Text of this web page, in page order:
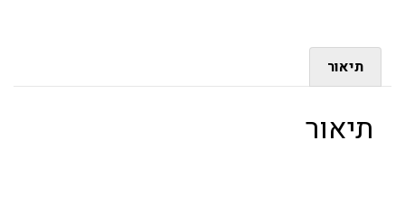
תיאור
תיאור